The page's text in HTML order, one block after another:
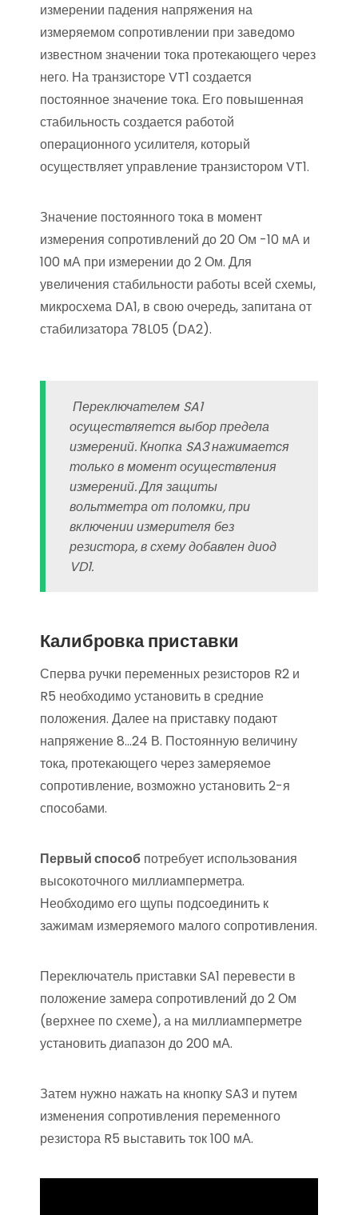
измерении падения напряжения на
измеряемом сопротивлении при заведомо
известном значении тока протекающего через
него. На транзисторе VT1 создается
постоянное значение тока. Его повышенная
стабильность создается работой
операционного усилителя, который
осуществляет управление транзистором VT1.
Значение постоянного тока в момент
измерения сопротивлений до 20 Ом -10 мА и
100 мА при измерении до 2 Ом. Для
увеличения стабильности работы всей схемы,
микросхема DA1, в свою очередь, запитана от
стабилизатора 78L05 (DA2).
Переключателем SA1
осуществляется выбор предела
измерений. Кнопка SA3 нажимается
только в момент осуществления
измерений. Для защиты
вольтметра от поломки, при
включении измерителя без
резистора, в схему добавлен диод
VD1.
Калибровка приставки
Сперва ручки переменных резисторов R2 и
R5 необходимо установить в средние
положения. Далее на приставку подают
напряжение 8…24 В. Постоянную величину
тока, протекающего через замеряемое
сопротивление, возможно установить 2-я
способами.
Первый способ потребует использования
высокоточного миллиамперметра.
Необходимо его щупы подсоединить к
зажимам измеряемого малого сопротивления.
Переключатель приставки SA1 перевести в
положение замера сопротивлений до 2 Ом
(верхнее по схеме), а на миллиамперметре
установить диапазон до 200 мА.
Затем нужно нажать на кнопку SA3 и путем
изменения сопротивления переменного
резистора R5 выставить ток 100 мА.